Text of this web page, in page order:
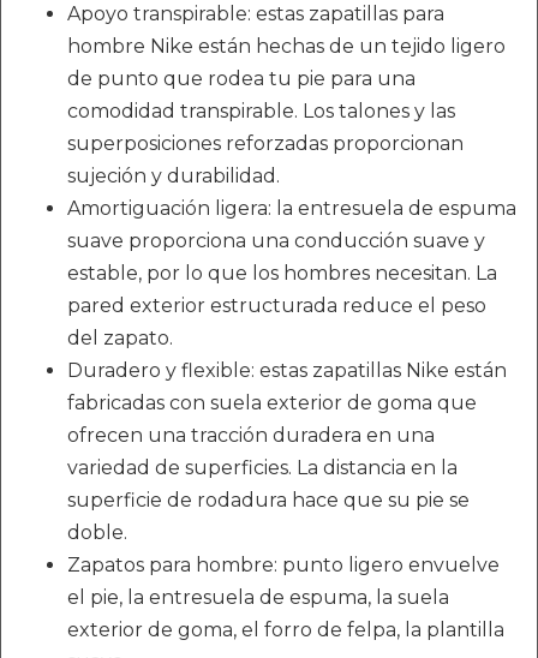
Apoyo transpirable: estas zapatillas para
hombre Nike están hechas de un tejido ligero
de punto que rodea tu pie para una
comodidad transpirable. Los talones y las
superposiciones reforzadas proporcionan
sujeción y durabilidad.
Amortiguación ligera: la entresuela de espuma
suave proporciona una conducción suave y
estable, por lo que los hombres necesitan. La
pared exterior estructurada reduce el peso
del zapato.
Duradero y flexible: estas zapatillas Nike están
fabricadas con suela exterior de goma que
ofrecen una tracción duradera en una
variedad de superficies. La distancia en la
superficie de rodadura hace que su pie se
doble.
Zapatos para hombre: punto ligero envuelve
el pie, la entresuela de espuma, la suela
exterior de goma, el forro de felpa, la plantilla